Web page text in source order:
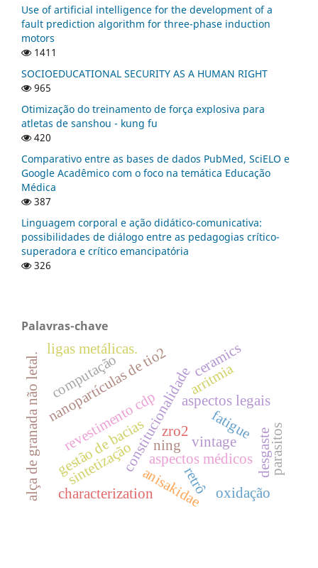
Use of artificial intelligence for the development of a
fault prediction algorithm for three-phase induction
motors
1411
SOCIOEDUCATIONAL SECURITY AS A HUMAN RIGHT
965
Otimização do treinamento de força explosiva para
atletas de sanshou - kung fu
420
Comparativo entre as bases de dados PubMed, SciELO e
Google Acadêmico com o foco na temática Educação
Médica
387
Linguagem corporal e ação didático-comunicativa:
possibilidades de diálogo entre as pedagogias crítico-
superadora e crítico emancipatória
326
Palavras-chave
nanopartículas de tio2
ning
constitucionalidadeaspectos legais
aspectos médicos desgaste
revestimento cdp vintage
retrô
arritmia
gestão de bacias
sintetizaçãoanisakidae
parasitos
computação
ligas metálicas. ceramics
zro2 fatigue
characterization oxidação
alça de granada não letal.